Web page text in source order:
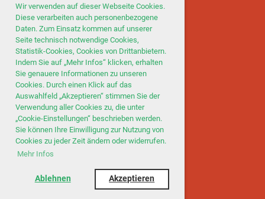
Wir verwenden auf dieser Webseite Cookies.
Diese verarbeiten auch personenbezogene
Daten. Zum Einsatz kommen auf unserer
Seite technisch notwendige Cookies,
Statistik-Cookies, Cookies von Drittanbietern.
Indem Sie auf „Mehr Infos“ klicken, erhalten
Sie genauere Informationen zu unseren
Cookies. Durch einen Klick auf das
Auswahlfeld „Akzeptieren“ stimmen Sie der
Verwendung aller Cookies zu, die unter
„Cookie-Einstellungen“ beschrieben werden.
Sie können Ihre Einwilligung zur Nutzung von
Cookies zu jeder Zeit ändern oder widerrufen.
Mehr Infos
Ablehnen Akzeptieren